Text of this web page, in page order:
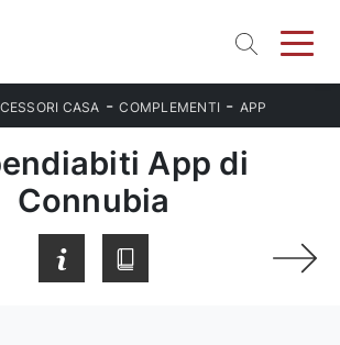
CASA -COMPLEMENTI - APP
App di
Connubia